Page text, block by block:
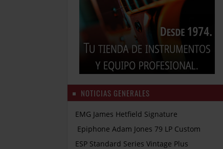
NOTICIAS GENERALES
EMG James Hetfield Signature
Epiphone Adam Jones 79 LP Custom
ESP Standard Series Vintage Plus